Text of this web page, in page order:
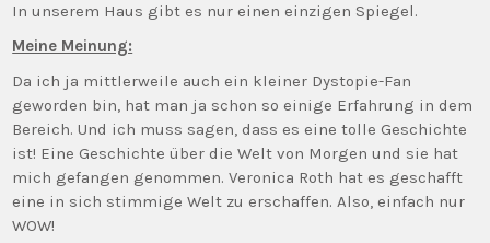
In unserem Haus gibt es nur einen einzigen Spiegel.
Meine Meinung:
Da ich ja mittlerweile auch ein kleiner Dystopie-Fan
geworden bin, hat man ja schon so einige Erfahrung in dem
Bereich. Und ich muss sagen, dass es eine tolle Geschichte
ist! Eine Geschichte über die Welt von Morgen und sie hat
mich gefangen genommen. Veronica Roth hat es geschafft
eine in sich stimmige Welt zu erschaffen. Also, einfach nur
WOW!